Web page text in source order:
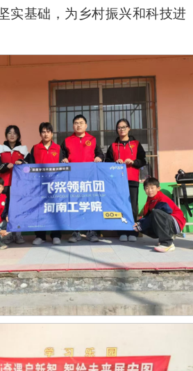
实基础，为乡村振兴和科技进